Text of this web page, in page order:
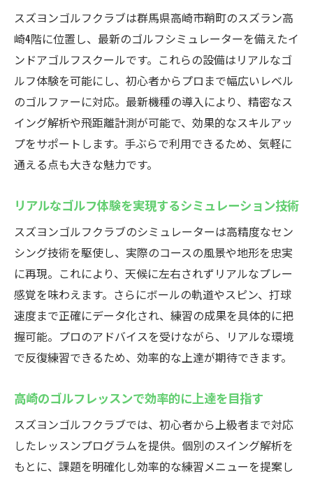
スズヨンゴルフクラブは群馬県高崎市鞘町のスズラン高
崎4階に位置し、最新のゴルフシミュレーターを備えたイ
ンドアゴルフスクールです。これらの設備はリアルなゴ
ルフ体験を可能にし、初心者からプロまで幅広いレベル
のゴルファーに対応。最新機種の導入により、精密なス
イング解析や飛距離計測が可能で、効果的なスキルアッ
プをサポートします。手ぶらで利用できるため、気軽に
通える点も大きな魅力です。
リアルなゴルフ体験を実現するシミュレーション技術
スズヨンゴルフクラブのシミュレーターは高精度なセン
シング技術を駆使し、実際のコースの風景や地形を忠実
に再現。これにより、天候に左右されずリアルなプレー
感覚を味わえます。さらにボールの軌道やスピン、打球
速度まで正確にデータ化され、練習の成果を具体的に把
握可能。プロのアドバイスを受けながら、リアルな環境
で反復練習できるため、効率的な上達が期待できます。
高崎のゴルフレッスンで効率的に上達を目指す
スズヨンゴルフクラブでは、初心者から上級者まで対応
したレッスンプログラムを提供。個別のスイング解析を
もとに、課題を明確化し効率的な練習メニューを提案し